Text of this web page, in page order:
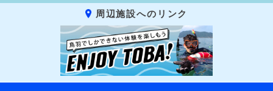
周辺施設へのリンク